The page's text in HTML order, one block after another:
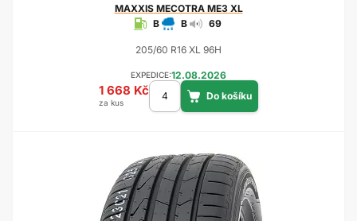
MAXXISMECOTRA ME3 XL
B
B 69
205/60 R16 XL 96H
EXPEDICE:12.08.2026
1 668 Kč
za kus